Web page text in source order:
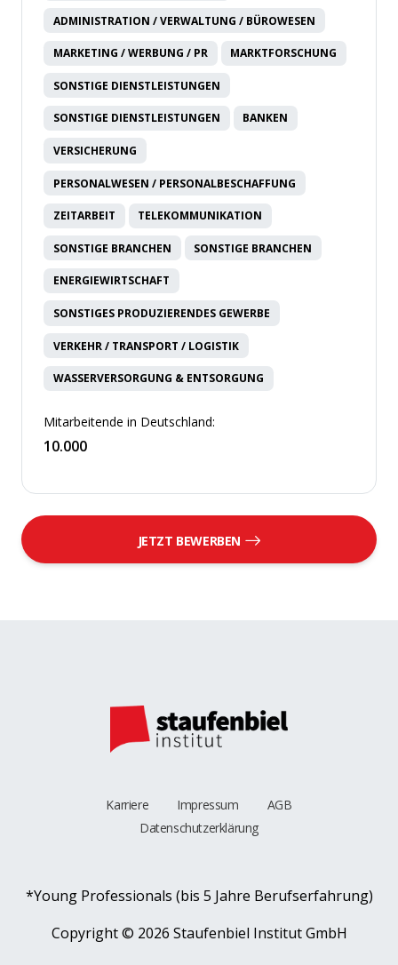
ADMINISTRATION / VERWALTUNG / BÜROWESEN
MARKETING / WERBUNG / PR MARKTFORSCHUNG
SONSTIGE DIENSTLEISTUNGEN
SONSTIGE DIENSTLEISTUNGEN BANKEN
VERSICHERUNG
PERSONALWESEN / PERSONALBESCHAFFUNG
ZEITARBEIT TELEKOMMUNIKATION
SONSTIGE BRANCHEN SONSTIGE BRANCHEN
ENERGIEWIRTSCHAFT
SONSTIGES PRODUZIERENDES GEWERBE
VERKEHR / TRANSPORT / LOGISTIK
WASSERVERSORGUNG & ENTSORGUNG
Mitarbeitende in Deutschland:
10.000
JETZT BEWERBEN
Karriere Impressum
AGB
Datenschutzerklärung
*Young Professionals (bis 5 Jahre Berufserfahrung)
Copyright © 2026 Staufenbiel Institut GmbH